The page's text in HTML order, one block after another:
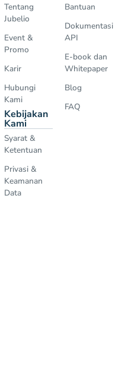
Tentang
Jubelio
Event &
Promo
Karir
Hubungi
Kami
Kebijakan
Kami
Syarat &
Ketentuan
Privasi &
Keamanan
Data
Bantuan
Dokumentasi
API
E-book dan
Whitepaper
Blog
FAQ